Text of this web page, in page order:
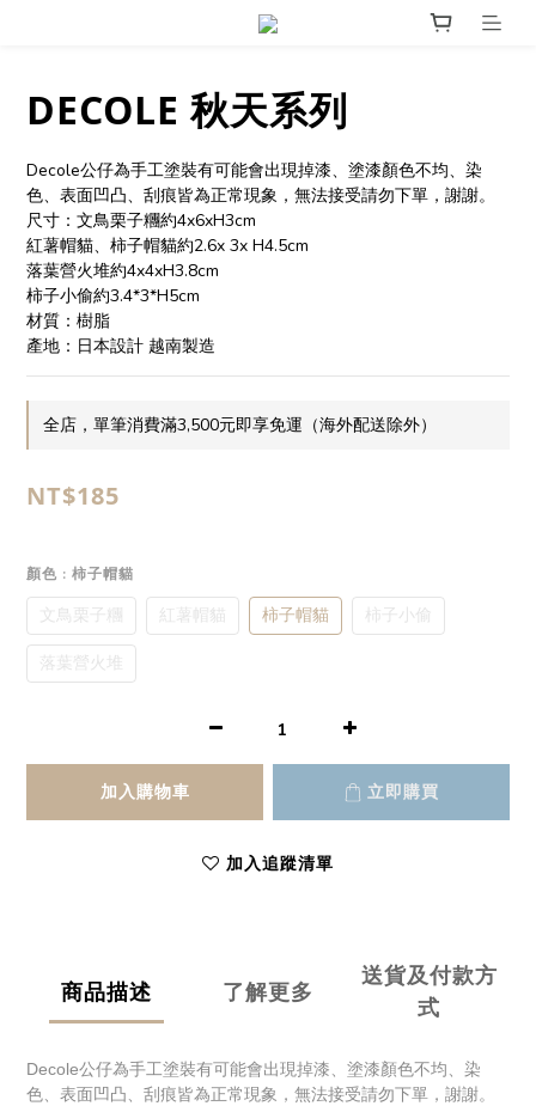
DECOLE 秋天系列
Decole公仔為手工塗裝有可能會出現掉漆、塗漆顏色不均、染
色、表面凹凸、刮痕皆為正常現象，無法接受請勿下單，謝謝。
尺寸：文鳥栗子糰約4x6xH3cm
紅薯帽貓、柿子帽貓約2.6x 3x H4.5cm
落葉營火堆約4x4xH3.8cm
柿子小偷約3.4*3*H5cm
材質：樹脂
產地：日本設計 越南製造
全店，單筆消費滿3,500元即享免運（海外配送除外）
NT$185
顏色 : 柿子帽貓
文鳥栗子糰 紅薯帽貓 柿子帽貓 柿子小偷
落葉營火堆
加入購物車 立即購買
加入追蹤清單
商品描述 了解更多
送貨及付款方
式
Decole公仔為手工塗裝有可能會出現掉漆、塗漆顏色不均、染
色、表面凹凸、刮痕皆為正常現象，無法接受請勿下單，謝謝。